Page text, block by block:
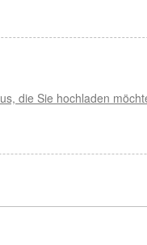
die Sie hochladen